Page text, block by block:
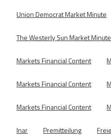
Union Democrat Market Minute
The Westerly Sun Market Minute
Markets Financial Content
Markets Financial Content
Markets Financial Content
Inar Premitteilung